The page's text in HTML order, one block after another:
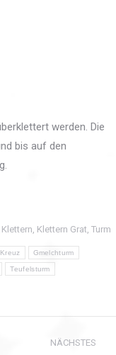
werden. Die
bis auf den
Klettern Klettern Grat Turm
Gmelchturm
Teufelsturm
NÄCHSTES